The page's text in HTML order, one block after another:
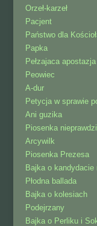
Orzeł-karzeł
Pacjent
Państwo dla
Papka
Pełzajaca apostazja
Peowiec
A-dur
Petycja w sprawie
Ani guzika
Piosenka
Arcywilk
Piosenka Prezesa
Bajka o kandydacie
Płodna ballada
Bajka o kolesiach
Podejrzany
Bajka o Perliku i